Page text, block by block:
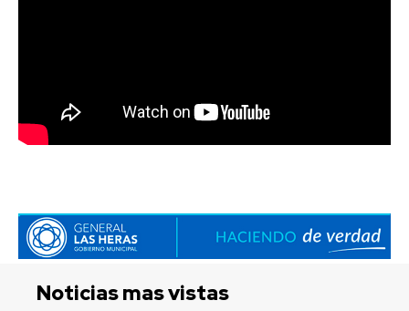
Noticias mas vistas